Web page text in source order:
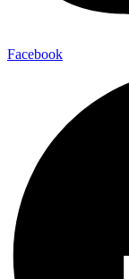
Facebook